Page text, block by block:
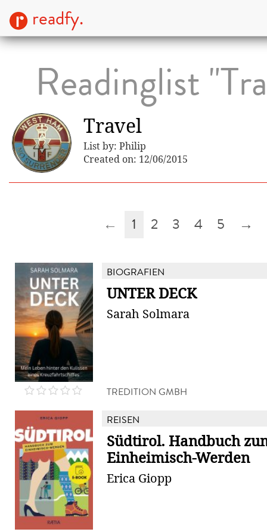
readfy.
Readinglist
Travel
List by: Philip
Created on: 12/06/2015
← 1 2 3 4 5 →
BIOGRAFIEN
UNTER DECK
Sarah Solmara
TREDITION GMBH
REISEN
Südtirol. Handbuch
Einheimisch-Werden
Erica Giopp